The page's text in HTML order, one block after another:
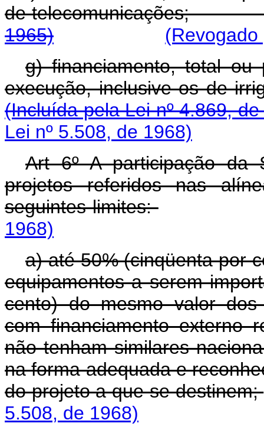
de
1965)
g) financiamento, total
execução, inclusive
(Incluída pela Lei nº 4.869,
Lei nº 5.508, de 1968)
Art 6º A participação da
projetos referidos nas
seguintes limites:
1968)
a) até 50% (cinqüenta por
equipamentos a serem
cento) do mesmo valor dos
com financiamento externo
não tenham similares
na forma adequada e
do projeto a que se destinem;
5.508, de 1968)